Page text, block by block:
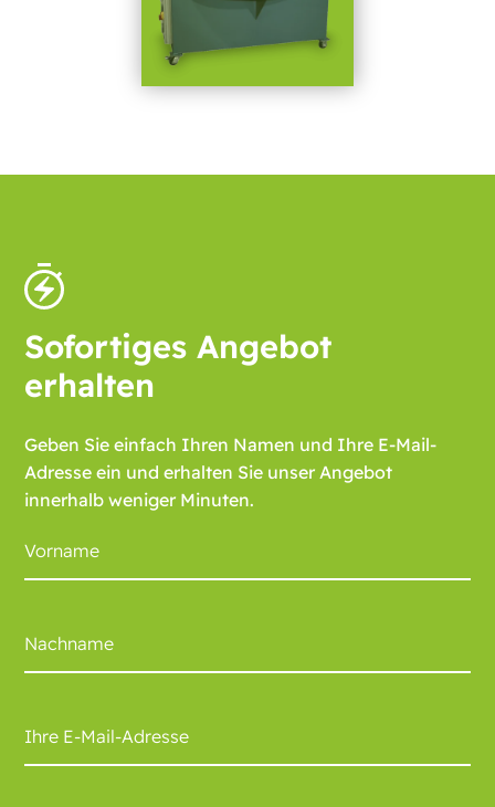
Sofortiges Angebot
erhalten
Geben Sie einfach Ihren Namen und Ihre E-Mail-
Adresse ein und erhalten Sie unser Angebot
innerhalb weniger Minuten.